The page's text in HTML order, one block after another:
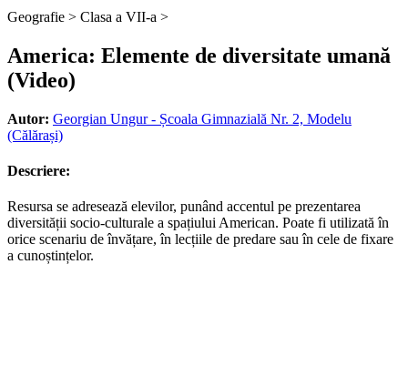
Geografie > Clasa a VII-a >
America: Elemente de diversitate umană
(Video)
Autor: Georgian Ungur - Școala Gimnazială Nr. 2, Modelu
(Călărași)
Descriere:
Resursa se adresează elevilor, punând accentul pe prezentarea
diversității socio-culturale a spațiului American. Poate fi utilizată în
orice scenariu de învățare, în lecțiile de predare sau în cele de fixare
a cunoștințelor.